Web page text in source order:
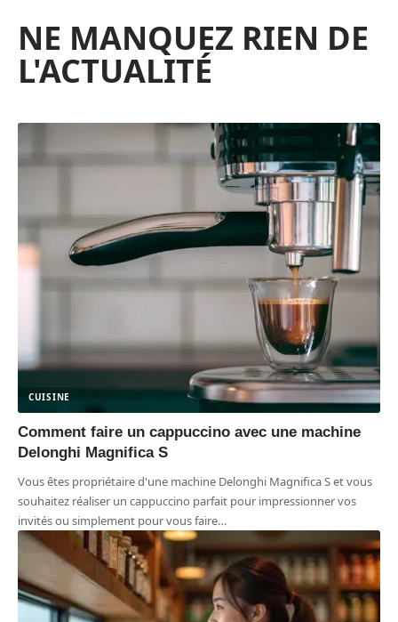
NE MANQUEZ RIEN DE
L'ACTUALITÉ
CUISINE
Comment faire un cappuccino avec une machine
Delonghi Magnifica S
Vous êtes propriétaire d'une machine Delonghi Magnifica S et vous
souhaitez réaliser un cappuccino parfait pour impressionner vos
invités ou simplement pour vous faire…